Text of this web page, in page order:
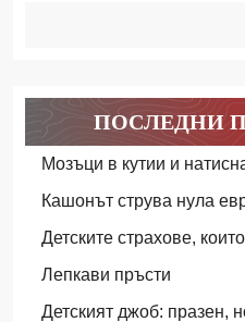
ПОСЛЕДНИ
Мозъци в кутии и
Кашонът струва нула
Детските страхове,
Лепкави пръсти
Детският джоб: празен,